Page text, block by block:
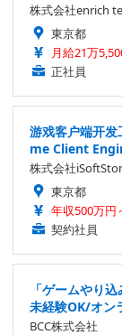
株式会社enrich
東京都
月給21万
正社員
游戏客户端开
me Client
株式会社
東京都
年収500万円
契約社員
「ゲームやり
未経験OK/オン
BCC株式会社